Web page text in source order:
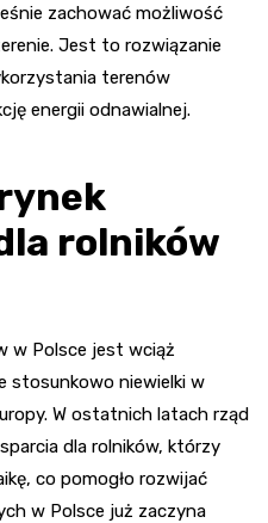
zachować możliwość
Jest to rozwiązanie
terenów
energii odnawialnej.
rolników
w Polsce jest wciąż
stosunkowo niewielki w
W ostatnich latach rząd
dla rolników, którzy
co pomogło rozwijać
w Polsce już zaczyna